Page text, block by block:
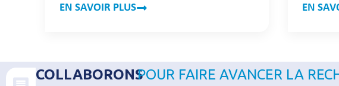
EN SAVOIR PLUS EN
COLLABORONSPOUR FAIRE AVANCER LA